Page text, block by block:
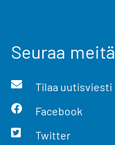
Seuraa meitä
Tilaa uutisviesti
Facebook
Twitter